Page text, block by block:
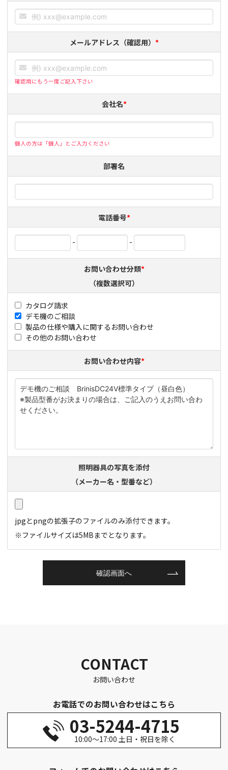
メールアドレス（確認用） *
確認用にもう一度ご記入下さい
会社名*
個人の方は「個人」とご入力ください
部署名
電話番号*
- -
お問い合わせ分類*
（複数選択可）
カタログ請求
デモ機のご相談
製品の仕様や購入に関するお問い合わせ
その他のお問い合わせ
お問い合わせ内容*
照明器具の写真を添付
（メーカー名・型番など）
jpgとpngの拡張子のファイルのみ添付​できます。
※ファイルサイズは5MBまでとなります。
CONTACT
お問い合わせ
お電話でのお問い合わせはこちら
03-5244-4715
10:00～17:00 土日・祝日を除く